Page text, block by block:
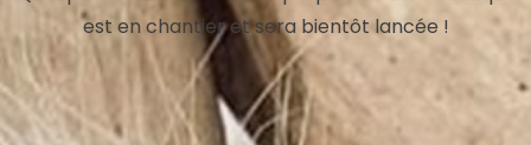
est en chantier et sera bientôt lancée !